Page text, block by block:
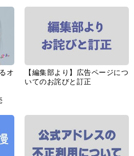
オ
【編集部より】広告ページにつ
いてのお詫びと訂正